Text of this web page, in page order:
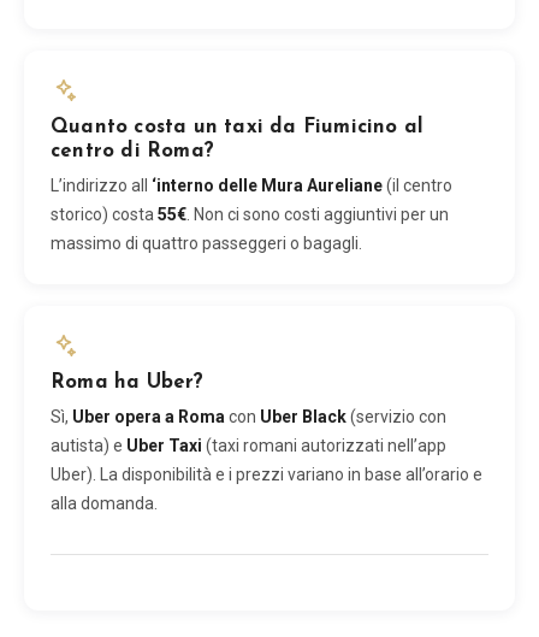
Quanto costa un taxi da Fiumicino al
centro di Roma?
L’indirizzo all ‘interno delle Mura Aureliane(il centro
storico) costa55€. Non ci sono costi aggiuntivi per un
massimo di quattro passeggeri o bagagli.
Roma ha Uber?
Sì, Uber opera a Romacon Uber Black(servizio con
autista) e Uber Taxi (taxi romani autorizzati nell’app
Uber). La disponibilità e i prezzi variano in base all’orario e
alla domanda.